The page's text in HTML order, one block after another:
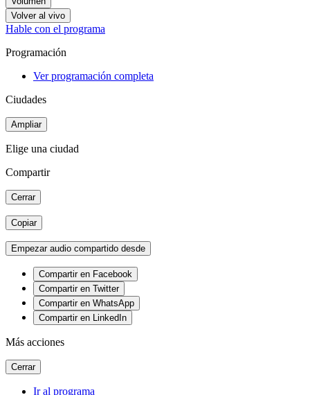
Volver al vivo
Hable con el programa
Programación
Ver programación completa
Ciudades
Ampliar
Elige una ciudad
Compartir
Cerrar
Copiar
Empezar audio compartido desde
Compartir en Facebook
Compartir en Twitter
Compartir en WhatsApp
Compartir en LinkedIn
Más acciones
Cerrar
Ir al programa